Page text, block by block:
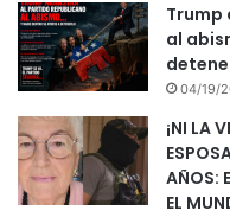
Trump
al
04/19/
¡NI LA
AÑOS:
EL